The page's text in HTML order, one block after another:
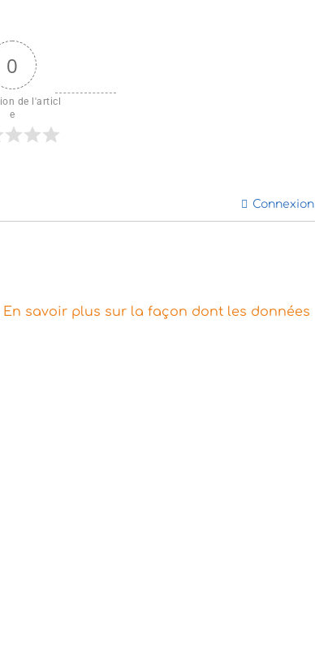
0
de l'articl
e
Connexion
En savoir plus sur la façon dont les données